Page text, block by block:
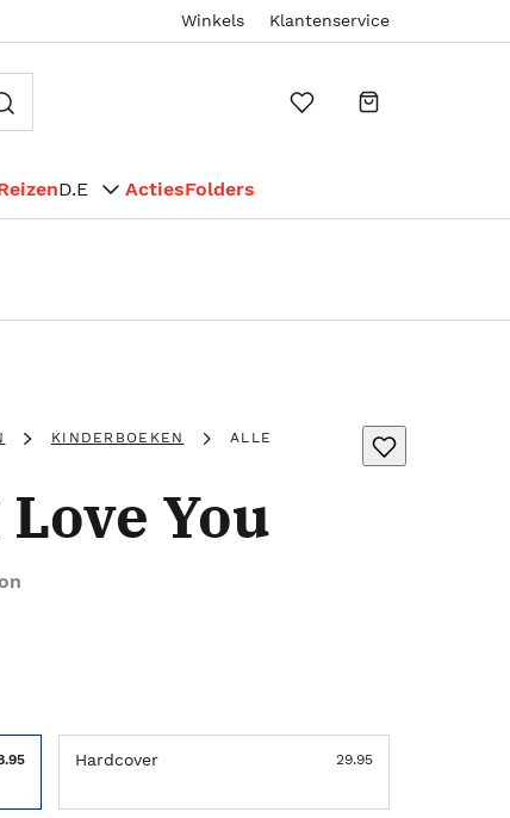
Winkels Klantenservice
D.E ActiesFolders
KINDERBOEKEN
ALLE
You
Hardcover 29.95